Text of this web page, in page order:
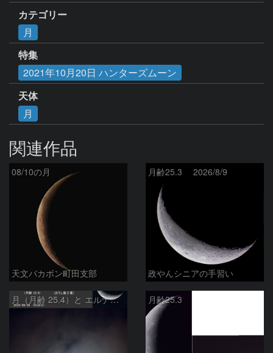
カテゴリー
月
特集
2021年10月20日 ハンターズムーン
天体
月
関連作品
08/10の月
天文バカボン町田支部
月齢25.3 2026/8/9
政やんシニアの手習い
月（月齢 25.4）と エルナト（おうし座β星） 月齢25.3